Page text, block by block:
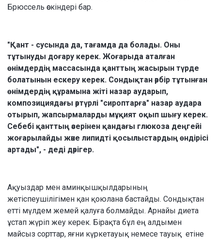
Брюссель өскіндері бар.
"Қант - сусында да, тағамда да болады. Оны
тұтынуды доғару керек. Жоғарыда аталған
өнімдердің массасында қанттың жасырын түрде
болатынын ескеру керек. Сондықтан әрбір тұтынған
өнімдердің құрамына жіті назар аударып,
композициядағы әртүрлі "сироптарға" назар аудара
отырып, жапсырмаларды мұқият оқып шығу керек.
Себебі қанттың әсерінен қандағы глюкоза деңгейі
жоғарылайды және липидті қосылыстардың өндірісі
артады", - деді дәрігер.
Ақуыздар мен аминқышқылдарының
жетіспеушілігімен қан қоюлана бастайды. Сондықтан
етті мүлдем жемей қалуға болмайды. Арнайы диета
ұстап жүріп жеу керек. Бірақта бұл ең алдымен
майсыз сорттар, яғни күркетауық немесе тауық етіне